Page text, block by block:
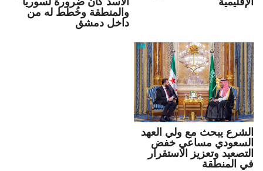
والمنطقة وخُطط له من
داخل دمشق
الشرع يبحث مع ولي العهد
السعودي مساعي خفض
التصعيد وتعزيز الاستقرار
في المنطقة